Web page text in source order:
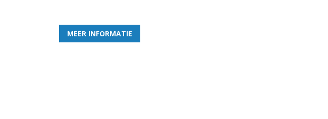
MEER INFORMATIE